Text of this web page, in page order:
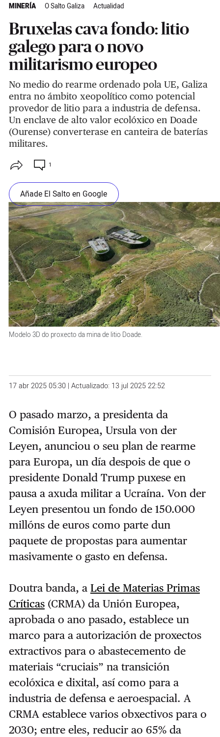
MINERÍA O Salto Galiza Actualidad
Bruxelas cava fondo: litio
galego para o novo
militarismo europeo
No medio do rearme ordenado pola UE, Galiza
entra no ámbito xeopolítico como potencial
provedor de litio para a industria de defensa.
Un enclave de alto valor ecolóxico en Doade
(Ourense) converterase en canteira de baterías
militares.
1
Añade El Salto en Google
Modelo 3D do proxecto da mina de litio Doade.
17 abr 2025 05:30 | Actualizado: 13 jul 2025 22:52
O pasado marzo, a presidenta da
Comisión Europea, Ursula von der
Leyen, anunciou o seu plan de rearme
para Europa, un día despois de que o
presidente Donald Trump puxese en
pausa a axuda militar a Ucraína. Von der
Leyen presentou un fondo de 150.000
millóns de euros como parte dun
paquete de propostas para aumentar
masivamente o gasto en defensa.
Doutra banda, a Lei de Materias Primas
Críticas(CRMA) da Unión Europea,
aprobada o ano pasado, establece un
marco para a autorización de proxectos
extractivos para o abastecemento de
materiais “cruciais” na transición
ecolóxica e dixital, así como para a
industria de defensa e aeroespacial. A
CRMA establece varios obxectivos para o
2030; entre eles, reducir ao 65% da